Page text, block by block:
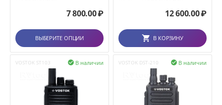
7 800.00₽
ВЫБЕРИТЕ ОПЦИИ
12 600.00₽
В КОРЗИНУ
VOSTOK ST103 В наличии
 VOSTOK DST-210 В наличии
